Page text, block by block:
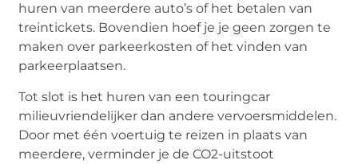
huren van meerdere auto’s of het betalen van
treintickets. Bovendien hoef je je geen zorgen te
maken over parkeerkosten of het vinden van
parkeerplaatsen.
Tot slot is het huren van een touringcar
milieuvriendelijker dan andere vervoersmiddelen.
Door met één voertuig te reizen in plaats van
meerdere, verminder je de CO2-uitstoot